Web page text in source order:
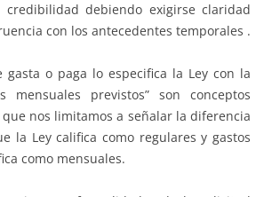
debiendo exigirse claridad
con los antecedentes temporales .
o paga lo especifica la Ley con la
mensuales previstos” son conceptos
nos limitamos a señalar la diferencia
la Ley califica como regulares y gastos
como mensuales.